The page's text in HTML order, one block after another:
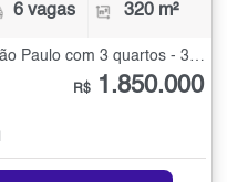
6 vagas 320 m²
Casa Térrea à Venda no Jardim São Paulo com 3 quartos - 320 m²
R$ 1.850.000